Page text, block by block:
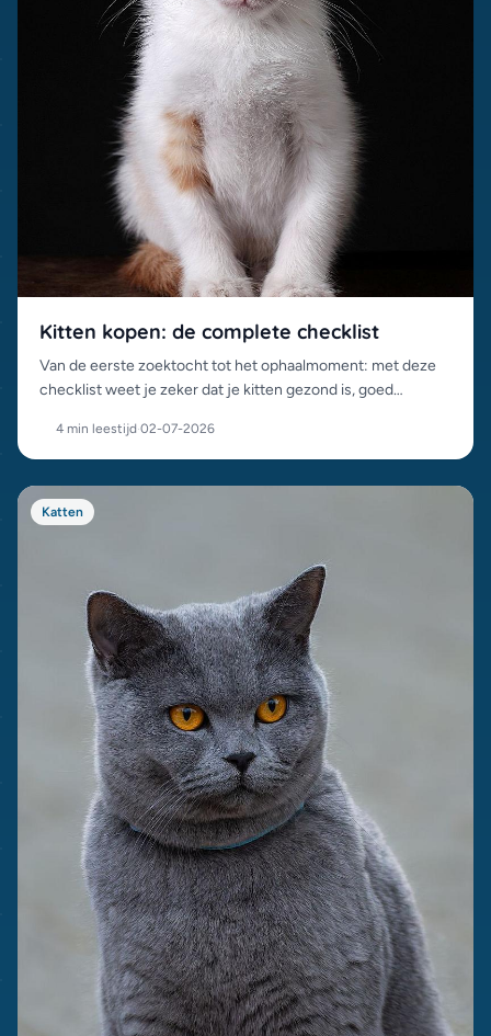
Kitten kopen: de complete checklist
Van de eerste zoektocht tot het ophaalmoment: met deze
checklist weet je zeker dat je kitten gezond is, goed
4 min leestijd·02-07-2026
Katten